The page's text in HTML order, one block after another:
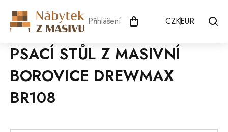
obsah
Přihlášení CZKEUR
PSACÍ STŮL Z MASIVNÍ
BOROVICE DREWMAX
BR108